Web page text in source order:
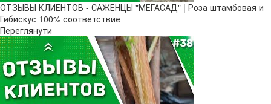
ОТЗЫВЫ КЛИЕНТОВ - САЖЕНЦЫ "МЕГАСАД" | Роза штамбовая и
Гибискус 100% соответствие
Переглянути